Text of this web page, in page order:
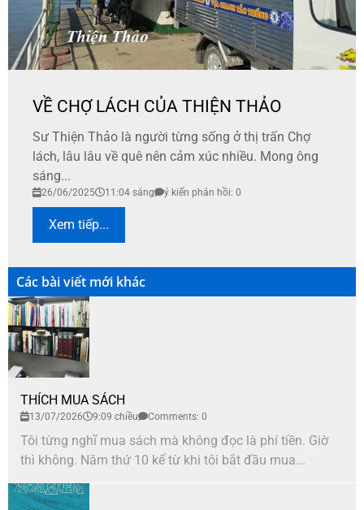
VỀ CHỢ LÁCH CỦA THIỆN THẢO
Sư Thiện Thảo là người từng sống ở thị trấn Chợ
lách, lâu lâu về quê nên cảm xúc nhiều. Mong ông
sáng...
26/06/2025 11:04 sáng ý kiến phản hồi: 0
Xem tiếp...
Các bài viết mới khác
THÍCH MUA SÁCH
13/07/2026 9:09 chiều Comments: 0
Tôi từng nghĩ mua sách mà không đọc là phí tiền. Giờ
thì không. Năm thứ 10 kể từ khi tôi bắt đầu mua...